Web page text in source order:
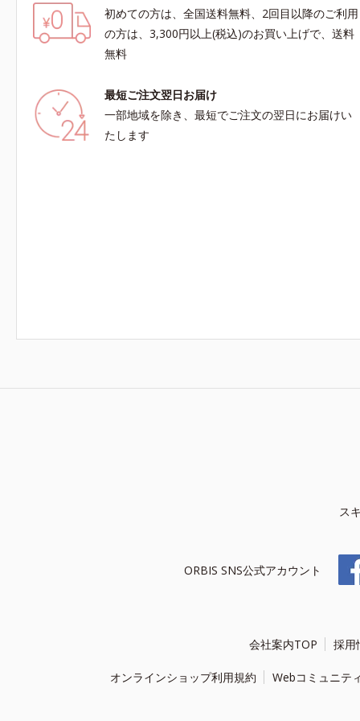
初めての方は、全国送料無料、2回目以降のご利用
の方は、3,300円以上(税込)のお買い上げで、送料
無料
最短ご注文翌日お届け
一部地域を除き、最短でご注文の翌日にお届けい
たします
ス
ORBIS SNS公式アカウント
会社案内TOP 採用
オンラインショップ利用規約 Webコミュニテ